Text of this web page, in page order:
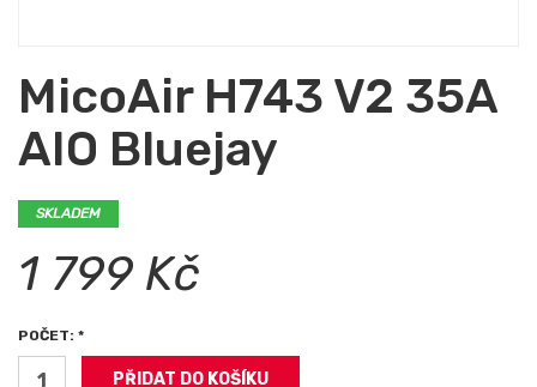
MicoAir H743 V2 35A
AIO Bluejay
SKLADEM
1 799 Kč
POČET: *